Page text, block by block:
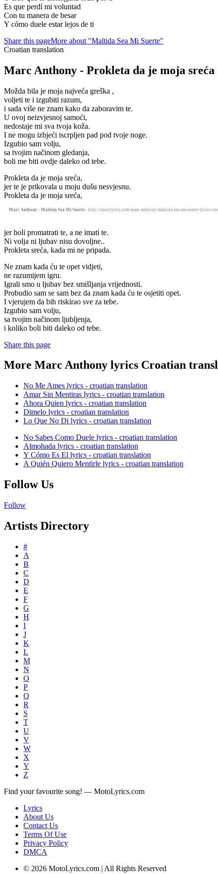
Es que perdí mi voluntad
Con tu manera de besar
Y cómo duele estar lejos de ti
Share this pageMore about "Maltida Sea Mi Suerte"
Croatian translation
Marc Anthony - Prokleta da je moja sreća
Možda bila je moja najveća greška ,
voljeti te i izgubiti razum,
i sada više ne znam kako da zaboravim te.
U ovoj neizvjesnoj samoći,
nedostaje mi sva tvoja koža.
I ne mogu izbjeći iscrpljen pad pod tvoje noge.
Izgubio sam volju,
sa tvojim načinom gledanja,
boli me biti ovdje daleko od tebe.
Prokleta da je moja sreća,
jer te je prikovala u moju dušu nesvjesnu.
Prokleta da je moja sreća,
Marc Anthony - Maltida Sea Mi Suerte - http://motolyrics.com/marc-anthony/maltida-sea-mi-suerte-lyrics-
jer boli promatrati te, a ne imati te.
Ni volja ni ljubav nisu dovoljne..
Prokleta sreća, kada mi ne pripada.
Ne znam kada ću te opet vidjeti,
ne razumijem igru.
Igrali smo u ljubav bez smišljanja vrijednosti.
Probudio sam se sam bez da znam kada ću te osjetiti opet.
I vjerujem da bih riskirao sve za tebe.
Izgubio sam volju,
sa tvojim načinom ljubljenja,
i koliko boli biti daleko od tebe.
Share this page
More Marc Anthony lyrics Croatian
No Me Ames lyrics - croatian translation
Amar Sin Mentiras lyrics - croatian translation
Ahora Quien lyrics - croatian translation
Dimelo lyrics - croatian translation
Lo Que No Di lyrics - croatian translation
No Sabes Como Duele lyrics - croatian translation
Almohada lyrics - croatian translation
Y Cómo Es El lyrics - croatian translation
A Quién Quiero Mentirle lyrics - croatian translation
Follow Us
Follow
Artists Directory
#
A
B
C
D
E
F
G
H
I
J
K
L
M
N
O
P
Q
R
S
T
U
V
W
X
Y
Z
Find your favourite song! — MotoLyrics.com
Lyrics
About Us
Contact Us
Terms Of Use
Privacy Policy
DMCA
© 2026 MotoLyrics.com | All Rights Reserved